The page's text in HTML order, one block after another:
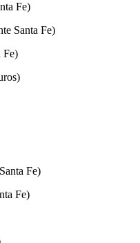
Fe)
Santa Fe)
Fe)
Fe)
Fe)